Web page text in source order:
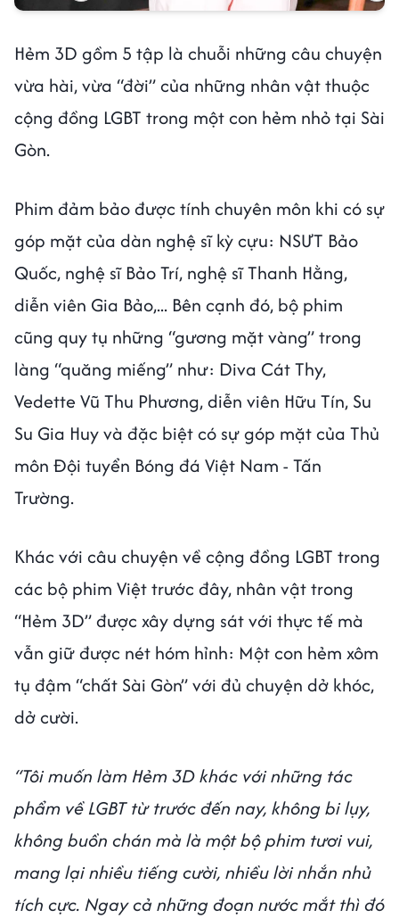
Hẻm 3D gồm 5 tập là chuỗi những câu chuyện
vừa hài, vừa “đời” của những nhân vật thuộc
cộng đồng LGBT trong một con hẻm nhỏ tại Sài
Gòn.
Phim đảm bảo được tính chuyên môn khi có sự
góp mặt của dàn nghệ sĩ kỳ cựu: NSƯT Bảo
Quốc, nghệ sĩ Bảo Trí, nghệ sĩ Thanh Hằng,
diễn viên Gia Bảo,... Bên cạnh đó, bộ phim
cũng quy tụ những “gương mặt vàng” trong
làng “quăng miếng” như: Diva Cát Thy,
Vedette Vũ Thu Phương, diễn viên Hữu Tín, Su
Su Gia Huy và đặc biệt có sự góp mặt của Thủ
môn Đội tuyển Bóng đá Việt Nam - Tấn
Trường.
Khác với câu chuyện về cộng đồng LGBT trong
các bộ phim Việt trước đây, nhân vật trong
“Hẻm 3D” được xây dựng sát với thực tế mà
vẫn giữ được nét hóm hỉnh: Một con hẻm xôm
tụ đậm “chất Sài Gòn” với đủ chuyện dở khóc,
dở cười.
“Tôi muốn làm Hẻm 3D khác với những tác
phẩm về LGBT từ trước đến nay, không bi lụy,
không buồn chán mà là một bộ phim tươi vui,
mang lại nhiều tiếng cười, nhiều lời nhắn nhủ
tích cực. Ngay cả những đoạn nước mắt thì đó